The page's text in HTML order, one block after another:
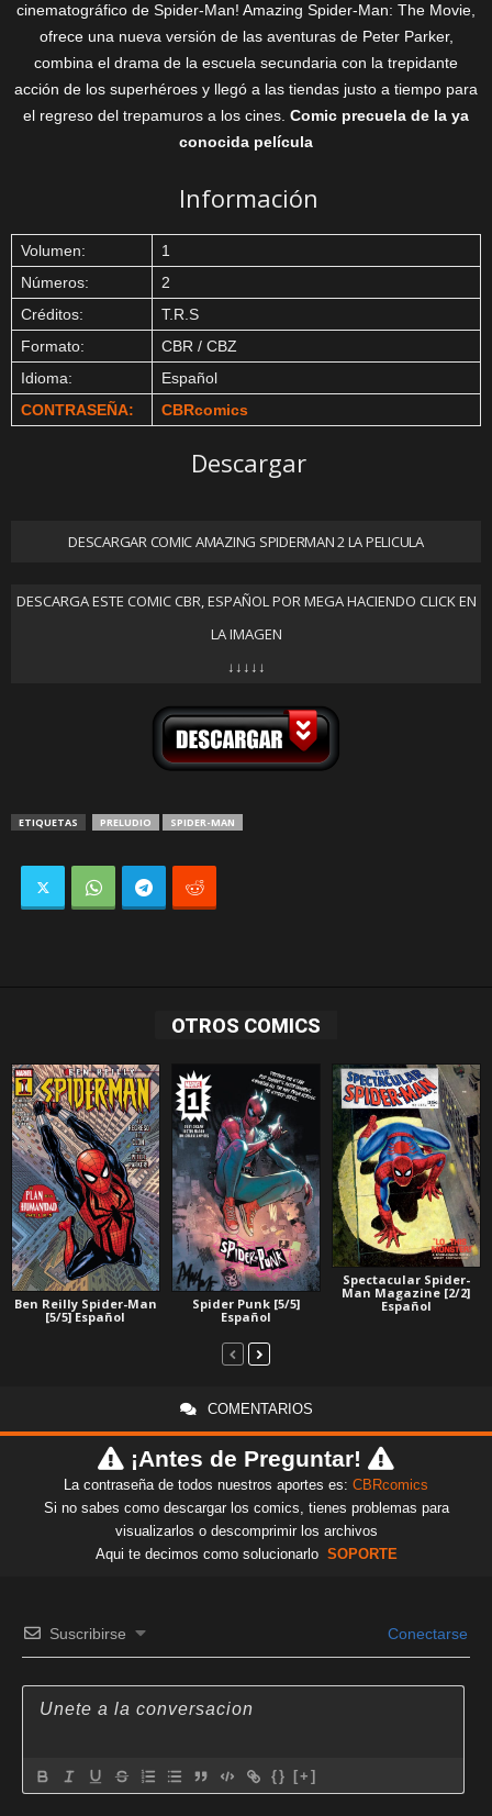
cinematográfico de Spider-Man! Amazing Spider-Man: The Movie,
ofrece una nueva versión de las aventuras de Peter Parker,
combina el drama de la escuela secundaria con la trepidante
acción de los superhéroes y llegó a las tiendas justo a tiempo para
el regreso del trepamuros a los cines. Comic precuela de la ya
conocida película
Información
Volumen:
1
Números:
2
Créditos:
T.R.S
Formato:
CBR / CBZ
Idioma:
Español
CONTRASEÑA:
CBRcomics
Descargar
DESCARGAR COMIC AMAZING SPIDERMAN 2 LA PELICULA
DESCARGA ESTE COMIC CBR, ESPAÑOL POR MEGA HACIENDO CLICK EN
LA IMAGEN
↓↓↓↓↓
ETIQUETAS PRELUDIO SPIDER-MAN
OTROS COMICS
Ben Reilly Spider-Man
[5/5] Español
Spider Punk [5/5]
Español
Spectacular Spider-
Man Magazine [2/2]
Español
COMENTARIOS
¡Antes de Preguntar!
La contraseña de todos nuestros aportes es: CBRcomics
Si no sabes como descargar los comics, tienes problemas para
visualizarlos o descomprimir los archivos
Aqui te decimos como solucionarlo SOPORTE
Suscribirse Conectarse
{} [+]